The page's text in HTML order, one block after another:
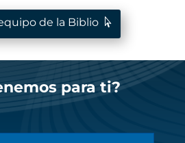
de la Biblio
para ti?